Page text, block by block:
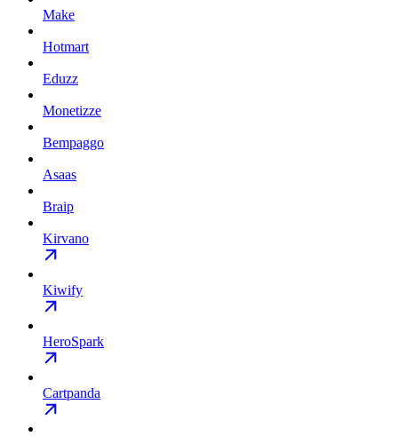
Make
Hotmart
Eduzz
Monetizze
Bempaggo
Asaas
Braip
Kirvano
Kiwify
HeroSpark
Cartpanda